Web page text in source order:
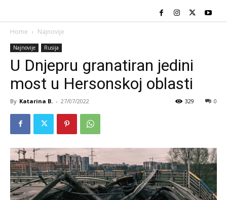
Home Najnovije
Najnovije Rusija
U Dnjepru granatiran jedini
most u Hersonskoj oblasti
By Katarina B. - 27/07/2022 0
329